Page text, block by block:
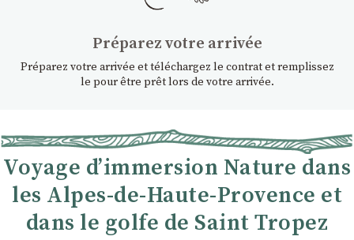
Préparez votre arrivée
Préparez votre arrivée et téléchargez le contrat et remplissez
le pour être prêt lors de votre arrivée.
Voyage d’immersion Nature dans
les Alpes-de-Haute-Provence et
dans le golfe de Saint Tropez